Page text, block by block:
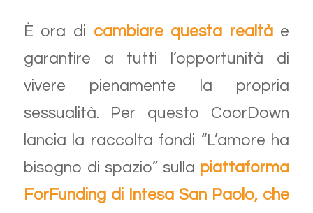
È ora di cambiare questa realtà e
garantire a tutti l’opportunità di
vivere pienamente la propria
sessualità. Per questo CoorDown
lancia la raccolta fondi “L’amore ha
bisogno di spazio” sulla piattaforma
ForFunding di Intesa San Paolo, che